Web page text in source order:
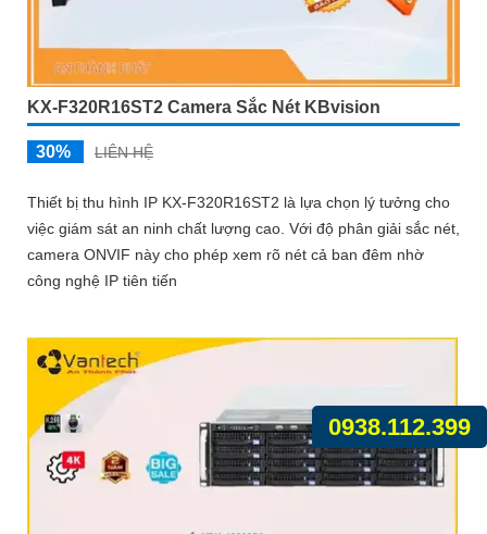
KX-F320R16ST2 Camera Sắc Nét KBvision
30% LIÊN HỆ
Thiết bị thu hình IP KX-F320R16ST2 là lựa chọn lý tưởng cho
việc giám sát an ninh chất lượng cao. Với độ phân giải sắc nét,
camera ONVIF này cho phép xem rõ nét cả ban đêm nhờ
công nghệ IP tiên tiến
0938.112.399